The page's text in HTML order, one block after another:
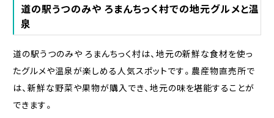
道の駅うつのみや ろまんちっく村での地元グルメと温
泉
道の駅うつのみや ろまんちっく村は、地元の新鮮な食材を使っ
たグルメや温泉が楽しめる人気スポットです。農産物直売所で
は、新鮮な野菜や果物が購入でき、地元の味を堪能することが
できます。